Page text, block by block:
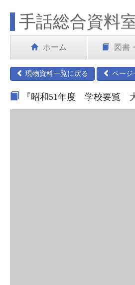
手話総合資料
ホーム 図書
現物資料一覧に戻る ページ
『昭和51年度 学校要覧